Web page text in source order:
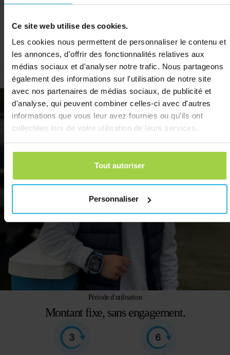
Ce site web utilise des cookies.
Les cookies nous permettent de personnaliser le contenu et
les annonces, d'offrir des fonctionnalités relatives aux
médias sociaux et d'analyser notre trafic. Nous partageons
également des informations sur l'utilisation de notre site
avec nos partenaires de médias sociaux, de publicité et
d'analyse, qui peuvent combiner celles-ci avec d'autres
informations que vous leur avez fournies ou qu'ils ont
collectées lors de votre utilisation de leurs services.
Tout autoriser
Personnaliser
Antoine, Strasbourg
Période d'utilisation
Montant fixe, sans engagement.